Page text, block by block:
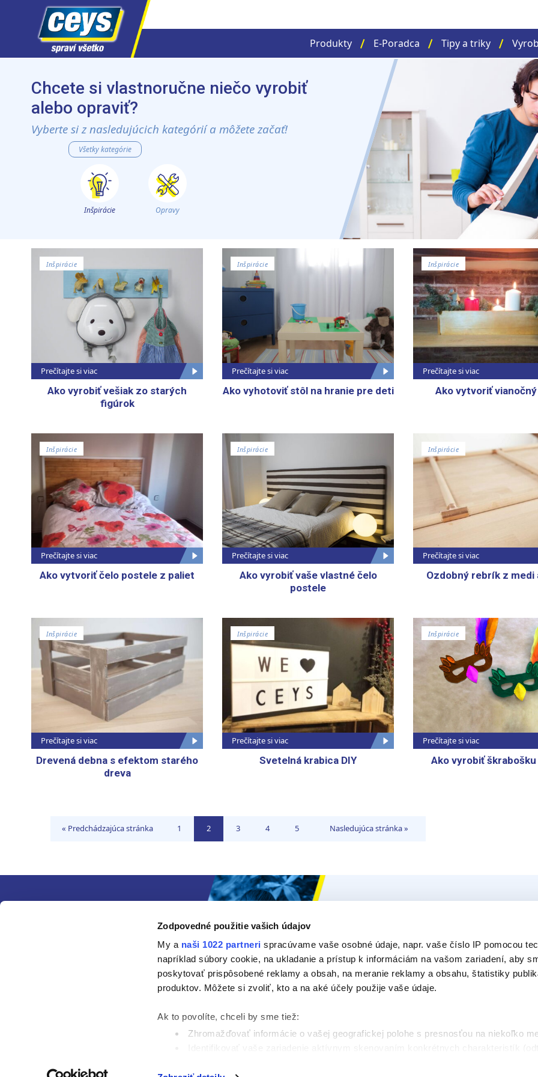
Zodpovedné použitie vašich údajov
My a naši 1022 partneri spracúvame vaše osobné údaje, napr. vaše číslo IP pomocou
napríklad súbory cookie, na ukladanie a prístup k informáciám na vašom zariadení, aby
poskytovať prispôsobené reklamy a obsah, na meranie reklamy a obsahu, štatistiky
produktov. Môžete si zvoliť, kto a na aké účely použije vaše údaje.
Ak to povolíte, chceli by sme tiež:
Zhromažďovať informácie o vašej geografickej polohe s presnosťou na niekoľko
Produkty E-Poradca Tipy a triky
Chcete si vlastnoručne niečo vyrobiť
alebo opraviť?
Vyberte si z nasledujúcich kategórií a môžete začať!
Všetky kategórie
Inšpirácie Opravy
Inšpirácie
Prečítajte si viac
Ako vyrobiť vešiak zo starých
figúrok
Inšpirácie
Prečítajte si viac
Ako vyhotoviť stôl na hranie pre deti
Inšpirácie
Prečítajte si viac
Ako vytvoriť
Inšpirácie
Prečítajte si viac
Ako vytvoriť čelo postele z paliet
Inšpirácie
Prečítajte si viac
Ako vyrobiť vaše vlastné čelo
postele
Inšpirácie
Prečítajte si viac
Ozdobný rebrík z medi
Inšpirácie
Prečítajte si viac
Drevená debna s efektom starého
dreva
Inšpirácie
Prečítajte si viac
Svetelná krabica DIY
Inšpirácie
Prečítajte si viac
Ako vyrobiť
« Predchádzajúca stránka
Ísť1
Ísť
2
Ísť
3
Ísť
4
Ísť
5 Nasledujúca stránka »
Ceys
Tipy a triky
Vyrob si sám
Udržateľnosť
Naše
E-